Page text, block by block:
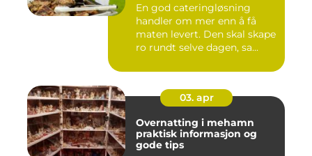
En god cateringløsning
handler om mer enn å få
maten levert. Den skal skape
ro rundt selve dagen, sa...
03. apr
Overnatting i mehamn
praktisk informasjon og
gode tips